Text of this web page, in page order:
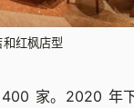
红枫店型
家。2020 年